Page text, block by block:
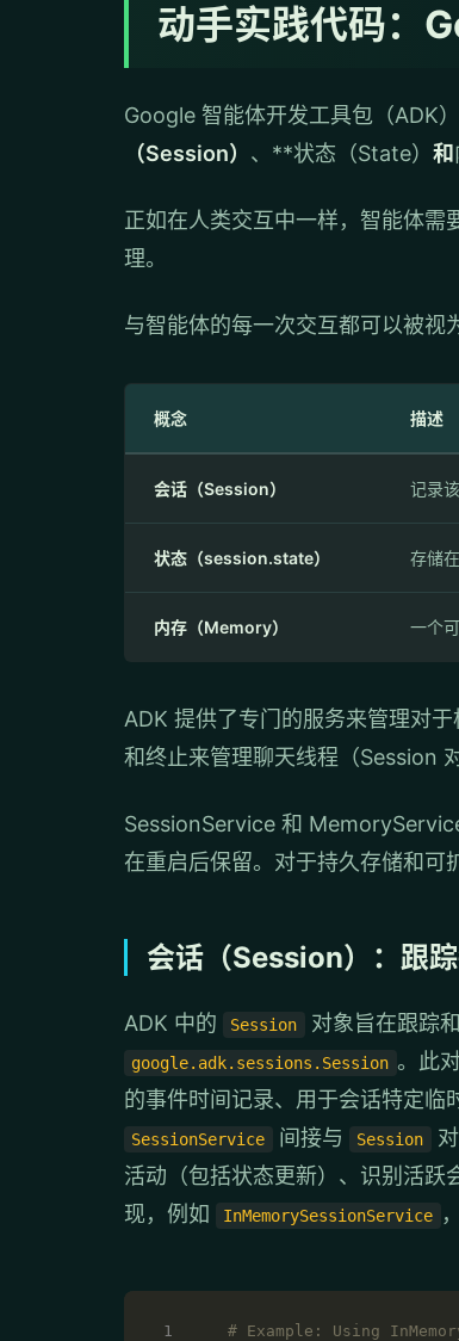
动手实践代码：
Google 智能体开发工具包（ADK
（Session） 、**状态（State） 和
正如在人类交互中一样，智能体需
理。
与智能体的每一次交互都可以被视
概念 描述
会话（Session） 记录
状态（session.state） 存储
内存（Memory） 一个
ADK 提供了专门的服务来管理对
和终止来管理聊天线程（Session
SessionService 和
在重启后保留。对于持久存储和可
会话（Session）：跟
ADK 中的 Session 对象旨在跟踪
google.adk.sessions.Session 。此
的事件时间记录、用于会话特定临
SessionService 间接与 Session
活动（包括状态更新）、识别活跃
现，例如
InMemorySessionService
# Example: Using